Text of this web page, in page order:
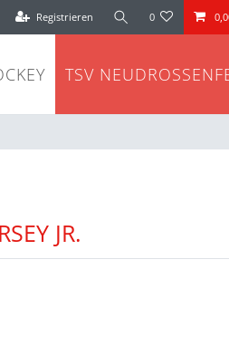
Registrieren 0
TSV
JR.